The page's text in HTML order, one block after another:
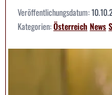
Veröffentlichungsdatum:
Kategorien:ÖsterreichNews